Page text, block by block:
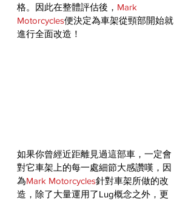
格。因此在整體評估後， Mark
Motorcycles便決定為車架從頸部開始就
進行全面改造！
如果你曾經近距離見過這部車，一定會
對它車架上的每一處細節大感讚嘆，因
為Mark Motorcycles針對車架所做的改
造，除了大量運用了Lug概念之外，更